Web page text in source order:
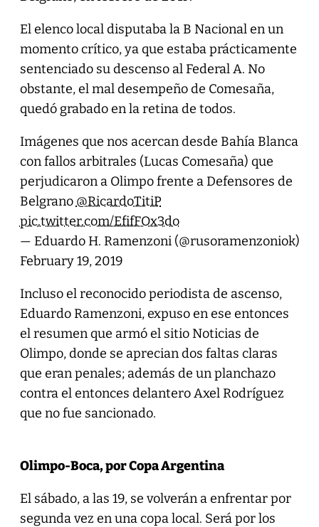
El elenco local disputaba la B Nacional en un
momento crítico, ya que estaba prácticamente
sentenciado su descenso al Federal A. No
obstante, el mal desempeño de Comesaña,
quedó grabado en la retina de todos.
Imágenes que nos acercan desde Bahía Blanca
con fallos arbitrales (Lucas Comesaña) que
perjudicaron a Olimpo frente a Defensores de
Belgrano @RicardoTitiP
pic.twitter.com/EfifFOx3do
— Eduardo H. Ramenzoni (@rusoramenzoniok)
February 19, 2019
Incluso el reconocido periodista de ascenso,
Eduardo Ramenzoni, expuso en ese entonces
el resumen que armó el sitio Noticias de
Olimpo, donde se aprecian dos faltas claras
que eran penales; además de un planchazo
contra el entonces delantero Axel Rodríguez
que no fue sancionado.
Olimpo-Boca, por Copa Argentina
El sábado, a las 19, se volverán a enfrentar por
segunda vez en una copa local. Será por los